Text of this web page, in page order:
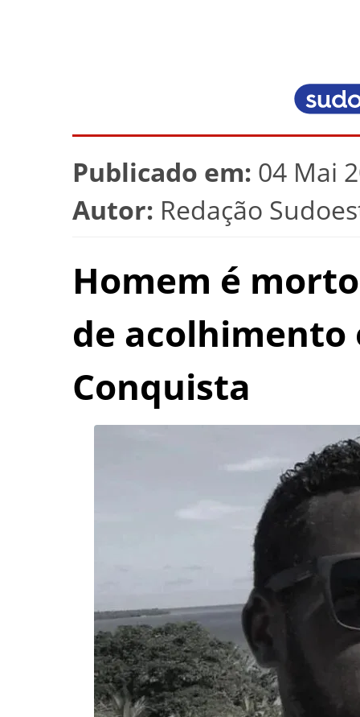
Publicado em: 04 Mai
Autor: Redação
Homem é
de acolhimento
Conquista